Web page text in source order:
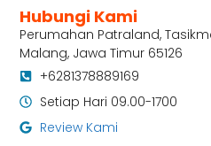
Hubungi Kami
Perumahan Patraland,
Malang, Jawa Timur 65126
+6281378889169
Setiap Hari 09.00-1700
Review Kami